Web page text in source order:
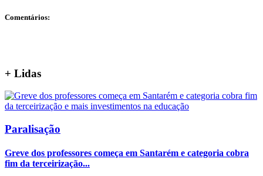
Comentários:
+ Lidas
Paralisação
Greve dos professores começa em Santarém e categoria cobra
fim da terceirização...